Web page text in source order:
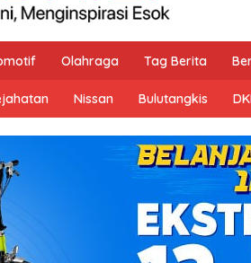
Olahraga Tag Berita
Nissan Bulutangkis